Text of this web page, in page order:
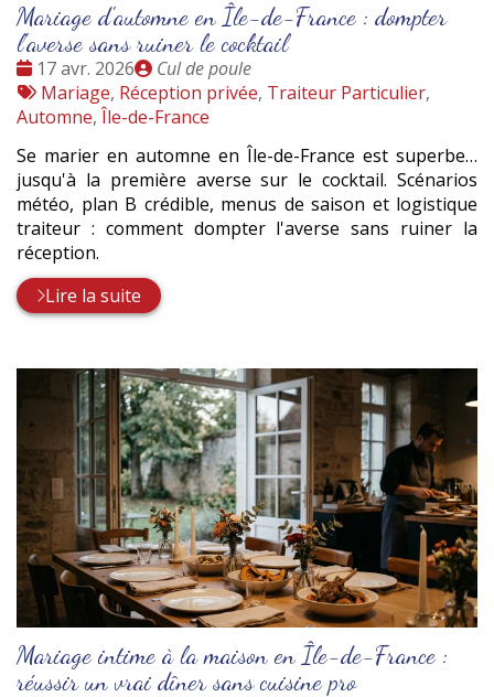
Mariage d'automne en Île-de-France : dompter
l'averse sans ruiner le cocktail
Date
:
17 avr. 2026
Publié
par
Cul de poule
Tags
:
Mariage, Réception privée, Traiteur Particulier,
Automne, Île-de-France
Se marier en automne en Île-de-France est superbe…
jusqu'à la première averse sur le cocktail. Scénarios
météo, plan B crédible, menus de saison et logistique
traiteur : comment dompter l'averse sans ruiner la
réception.
Lire la suite
Mariage intime à la maison en Île-de-France :
réussir un vrai dîner sans cuisine pro